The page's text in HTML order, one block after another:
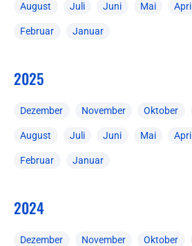
August Juli Juni Mai April
Februar Januar
2025
Dezember November Oktober
August Juli Juni Mai April
Februar Januar
2024
Dezember November Oktober